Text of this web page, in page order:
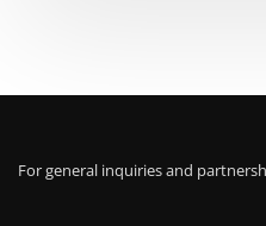
For general inquiries and